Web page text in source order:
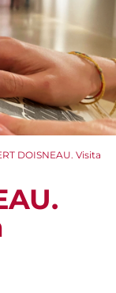
DOISNEAU. Visita